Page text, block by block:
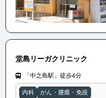
堂島リーガクリニック
「中之島駅」徒歩4分
内科 がん・腫瘍・免疫